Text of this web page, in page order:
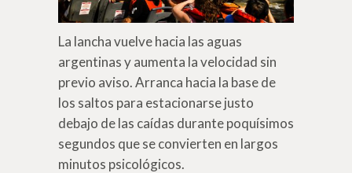
La lancha vuelve hacia las aguas
argentinas y aumenta la velocidad sin
previo aviso. Arranca hacia la base de
los saltos para estacionarse justo
debajo de las caídas durante poquísimos
segundos que se convierten en largos
minutos psicológicos.